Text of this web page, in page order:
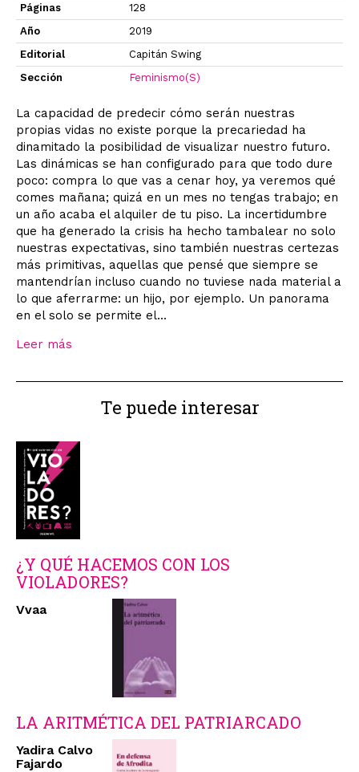
Páginas
128
Año
2019
Editorial
Capitán Swing
Sección
Feminismo(S)
La capacidad de predecir cómo serán nuestras
propias vidas no existe porque la precariedad ha
dinamitado la posibilidad de visualizar nuestro futuro.
Las dinámicas se han configurado para que todo dure
poco: compra lo que vas a cenar hoy, ya veremos qué
comes mañana; quizá en un mes no tengas trabajo; en
un año acaba el alquiler de tu piso. La incertidumbre
que ha generado la crisis ha hecho tambalear no solo
nuestras expectativas, sino también nuestras certezas
más primitivas, aquellas que pensé que siempre se
mantendrían incluso cuando no tuviese nada material a
lo que aferrarme: un hijo, por ejemplo. Un panorama
en el solo se permite el...
Leer más
Te puede interesar
¿Y QUÉ HACEMOS CON LOS
VIOLADORES?
Vvaa
LA ARITMÉTICA DEL PATRIARCADO
Yadira Calvo
Fajardo